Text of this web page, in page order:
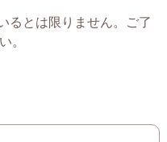
るとは限りません。ご了
。